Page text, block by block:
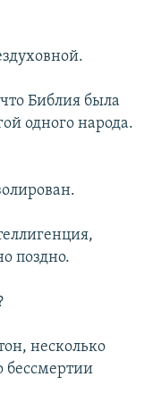
Библия была
одного народа.
поздно.
несколько
бессмертии